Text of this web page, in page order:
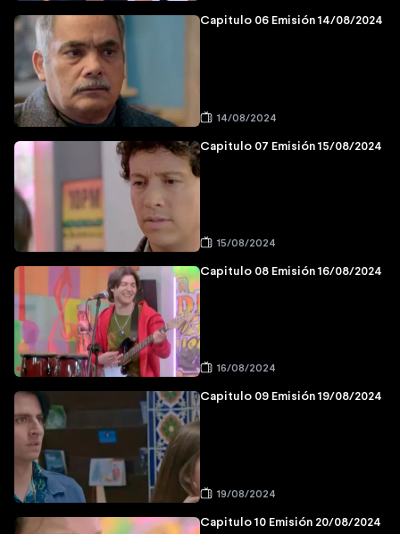
Capitulo 06 Emisión 14/08/2024
14/08/2024
Capitulo 07 Emisión 15/08/2024
15/08/2024
Capitulo 08 Emisión 16/08/2024
16/08/2024
Capitulo 09 Emisión 19/08/2024
19/08/2024
Capitulo 10 Emisión 20/08/2024